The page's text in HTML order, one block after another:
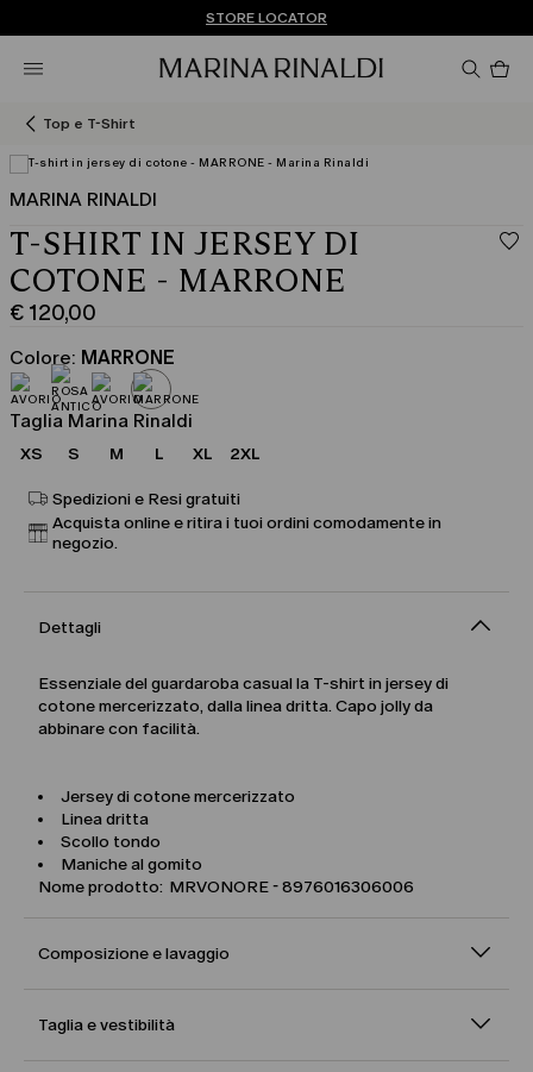
SPEDIZIONI E RESI GRATUITI
Non hai un MyAccount? REGISTRATI SUBITO
STORE LOCATOR
Top e T-Shirt
MARINA RINALDI
T-SHIRT IN JERSEY DI
COTONE - MARRONE
€ 120,00
Prezzo
corrente
€
120,00
Colore: MARRONE
Taglia Marina Rinaldi
XS S M L XL 2XL
Spedizioni e Resi gratuiti
Acquista online e ritira i tuoi ordini comodamente in
negozio.
Dettagli
Essenziale del guardaroba casual la T-shirt in jersey di
cotone mercerizzato, dalla linea dritta. Capo jolly da
abbinare con facilità.
Jersey di cotone mercerizzato
Linea dritta
Scollo tondo
Maniche al gomito
Nome prodotto: MRVONORE - 8976016306006
Composizione e lavaggio
Taglia e vestibilità